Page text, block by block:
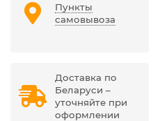
Пункты
самовывоза
Доставка по
Беларуси –
уточняйте при
оформлении